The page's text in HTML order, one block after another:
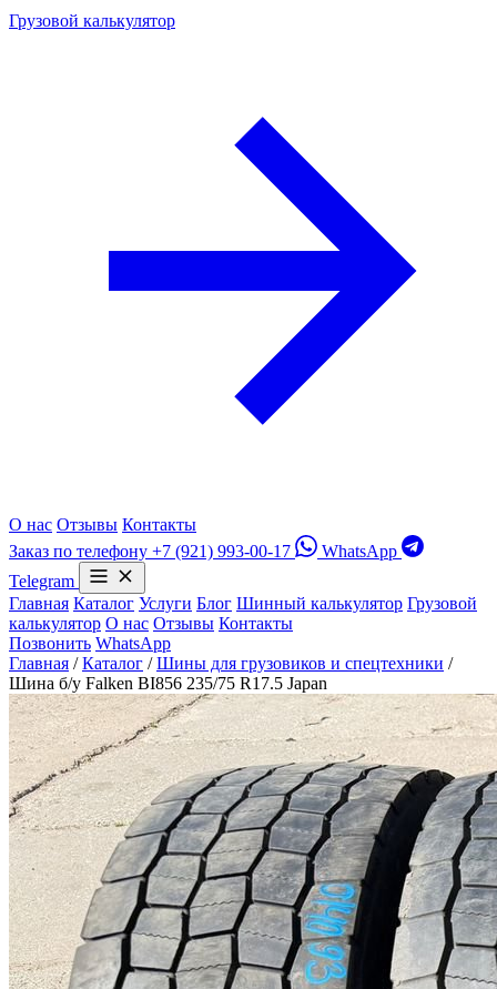
Грузовой калькулятор
О нас Отзывы Контакты
Заказ по телефону +7 (921) 993-00-17
WhatsApp
Telegram
Главная Каталог Услуги Блог Шинный калькулятор Грузовой
калькулятор О нас Отзывы Контакты
Позвонить WhatsApp
Главная / Каталог / Шины для грузовиков и спецтехники /
Шина б/у Falken BI856 235/75 R17.5 Japan